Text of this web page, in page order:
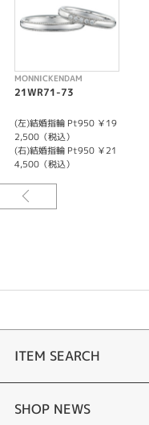
MONNICKENDAM
21WR71-73
(左)結婚指輪 Pt950 ￥19
2,500（税込）
(右)結婚指輪 Pt950 ￥21
4,500（税込）
ITEM SEARCH
婚約指輪
SHOP NEWS